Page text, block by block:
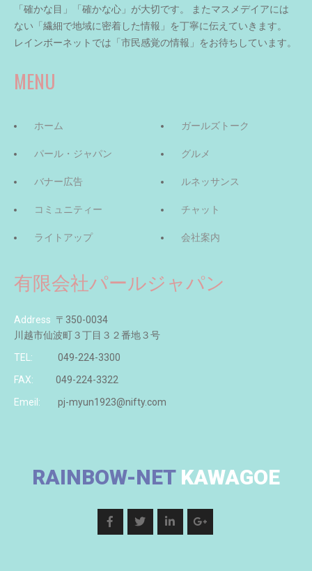
「確かな目」「確かな心」が大切です。 またマスメデイアには
ない「繊細で地域に密着した情報」を丁寧に伝えていきます。
レインボーネットでは「市民感覚の情報」をお待ちしています。
MENU
ホーム
パール・ジャパン
バナー広告
コミュニティー
ライトアップ
ガールズトーク
グルメ
ルネッサンス
チャット
会社案内
有限会社パールジャパン
Address 〒350-0034
川越市仙波町３丁目３２番地３号
TEL:
049-224-3300
FAX:
049-224-3322
Emeil:
pj-myun1923@nifty.com
RAINBOW-NETKAWAGOE